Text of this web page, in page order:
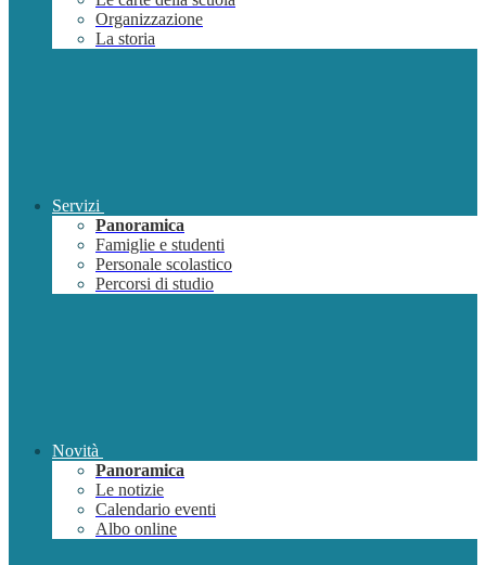
Organizzazione
La storia
Servizi
Panoramica
Famiglie e studenti
Personale scolastico
Percorsi di studio
Novità
Panoramica
Le notizie
Calendario eventi
Albo online